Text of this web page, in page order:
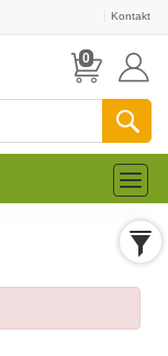
Kontakt
0